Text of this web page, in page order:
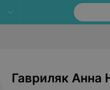
Гавриляк Анна